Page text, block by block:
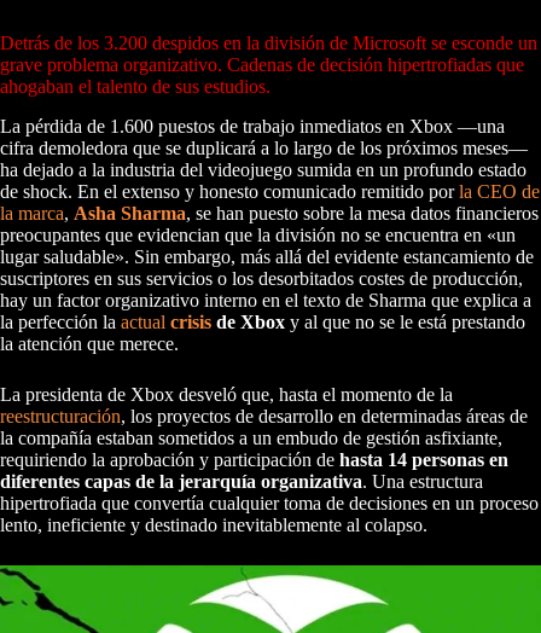
Detrás de los 3.200 despidos en la división de Microsoft se esconde un
grave problema organizativo. Cadenas de decisión hipertrofiadas que
ahogaban el talento de sus estudios.
La pérdida de 1.600 puestos de trabajo inmediatos en Xbox —una
cifra demoledora que se duplicará a lo largo de los próximos meses—
ha dejado a la industria del videojuego sumida en un profundo estado
de shock. En el extenso y honesto comunicado remitido porla CEO de
la marca, Asha Sharma, se han puesto sobre la mesa datos financieros
preocupantes que evidencian que la división no se encuentra en «un
lugar saludable». Sin embargo, más allá del evidente estancamiento de
suscriptores en sus servicios o los desorbitados costes de producción,
hay un factor organizativo interno en el texto de Sharma que explica a
la perfección la actual crisis de Xbox y al que no se le está prestando
la atención que merece.
La presidenta de Xbox desveló que, hasta el momento de la
reestructuración, los proyectos de desarrollo en determinadas áreas de
la compañía estaban sometidos a un embudo de gestión asfixiante,
requiriendo la aprobación y participación de hasta 14 personas en
diferentes capas de la jerarquía organizativa. Una estructura
hipertrofiada que convertía cualquier toma de decisiones en un proceso
lento, ineficiente y destinado inevitablemente al colapso.